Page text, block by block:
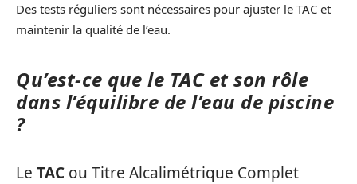
Des tests réguliers sont nécessaires pour ajuster le TAC et
maintenir la qualité de l’eau.
Qu’est-ce que le TAC et son rôle
dans l’équilibre de l’eau de piscine
?
Le TAC ou Titre Alcalimétrique Complet